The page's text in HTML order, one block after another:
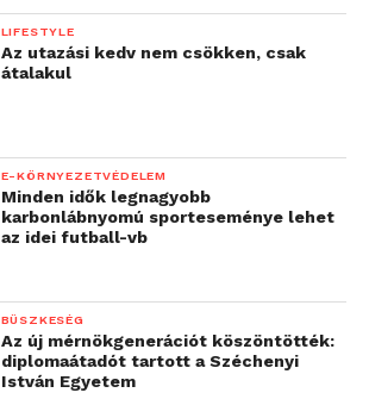
LIFESTYLE
Az utazási kedv nem csökken, csak
átalakul
E-KÖRNYEZETVÉDELEM
Minden idők legnagyobb
karbonlábnyomú sporteseménye lehet
az idei futball-vb
BÜSZKESÉG
Az új mérnökgenerációt köszöntötték:
diplomaátadót tartott a Széchenyi
István Egyetem